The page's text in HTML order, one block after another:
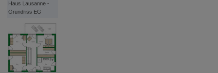
Haus Lausanne -
Grundriss EG